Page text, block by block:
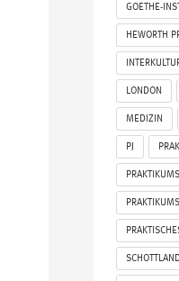
GOETHE-
HEWORTH
LONDON
MEDIZIN
PJ